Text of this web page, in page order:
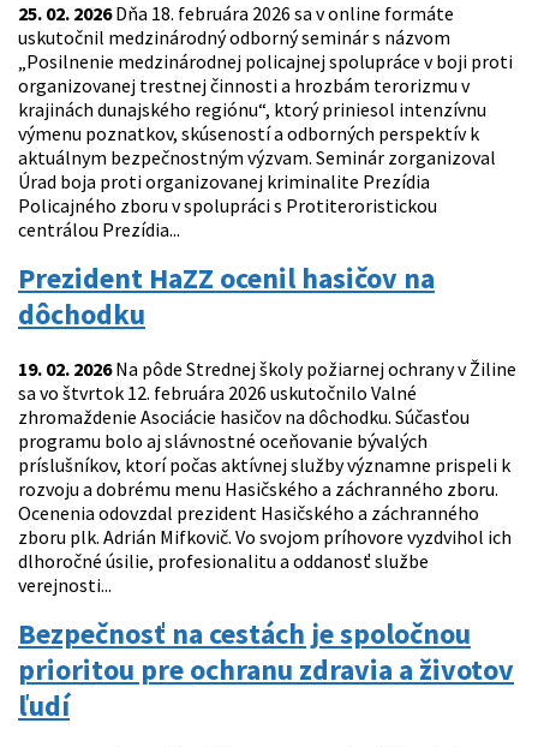
25. 02. 2026Dňa 18. februára 2026 sa v online formáte
uskutočnil medzinárodný odborný seminár s názvom
„Posilnenie medzinárodnej policajnej spolupráce v boji proti
organizovanej trestnej činnosti a hrozbám terorizmu v
krajinách dunajského regiónu“, ktorý priniesol intenzívnu
výmenu poznatkov, skúseností a odborných perspektív k
aktuálnym bezpečnostným výzvam. Seminár zorganizoval
Úrad boja proti organizovanej kriminalite Prezídia
Policajného zboru v spolupráci s Protiteroristickou
centrálou Prezídia...
Prezident HaZZ ocenil hasičov na
dôchodku
19. 02. 2026Na pôde Strednej školy požiarnej ochrany v Žiline
sa vo štvrtok 12. februára 2026 uskutočnilo Valné
zhromaždenie Asociácie hasičov na dôchodku. Súčasťou
programu bolo aj slávnostné oceňovanie bývalých
príslušníkov, ktorí počas aktívnej služby významne prispeli k
rozvoju a dobrému menu Hasičského a záchranného zboru.
Ocenenia odovzdal prezident Hasičského a záchranného
zboru plk. Adrián Mifkovič. Vo svojom príhovore vyzdvihol ich
dlhoročné úsilie, profesionalitu a oddanosť službe
verejnosti...
Bezpečnosť na cestách je spoločnou
prioritou pre ochranu zdravia a životov
ľudí